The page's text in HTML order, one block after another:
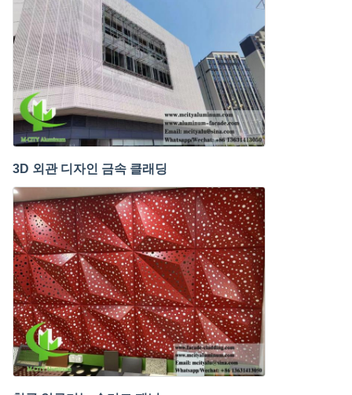
3D 외관 디자인 금속 클래딩